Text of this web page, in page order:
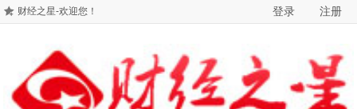
财经之星-欢迎您！ 登录 注册